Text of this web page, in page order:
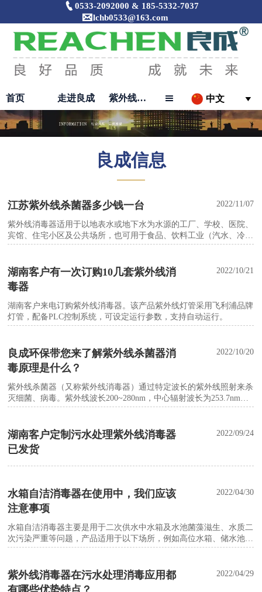
 0533-2092000 & 185-5332-7037
lchb0533@163.com
首页 走进良成 紫外线消毒器  中文 
良成信息
———
江苏紫外线杀菌器多少钱一台 2022/11/07
紫外线消毒器适用于以地表水或地下水为水源的工厂、学校、医院、
宾馆、住宅小区及公共场所，也可用于食品、饮料工业（汽水、冷
饮、酒类、矿泉水等）消毒，以及农村生活污水处理、海水、淡水养
湖南客户有一次订购10几套紫外线消
毒器
2022/10/21
湖南客户来电订购紫外线消毒器。该产品紫外线灯管采用飞利浦品牌
灯管，配备PLC控制系统，可设定运行参数，支持自动运行。
良成环保带您来了解紫外线杀菌器消
毒原理是什么？
2022/10/20
紫外线杀菌器（又称紫外线消毒器）通过特定波长的紫外线照射来杀
灭细菌、病毒。紫外线波长200~280nm，中心辐射波长为253.7nm，
可破坏各种病毒和细菌及其它致病体中的DNA结构，使其无法自身
湖南客户定制污水处理紫外线消毒器
已发货
2022/09/24
水箱自洁消毒器在使用中，我们应该
注意事项
2022/04/30
水箱自洁消毒器主要是用于二次供水中水箱及水池菌藻滋生、水质二
次污染严重等问题，产品适用于以下场所，例如高位水箱、储水池、
生活水箱、污水处理厂清水池、消防水箱、喷泉、水景蓄水池等水消
么？小编今天简单汇总几项带大家了解一下。
紫外线消毒器在污水处理消毒应用都
有哪些优势特点？
2022/04/29